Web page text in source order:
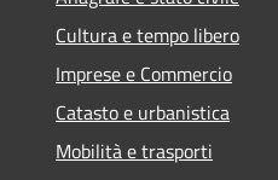
Cultura e tempo libero
Imprese e Commercio
Catasto e urbanistica
Mobilità e trasporti